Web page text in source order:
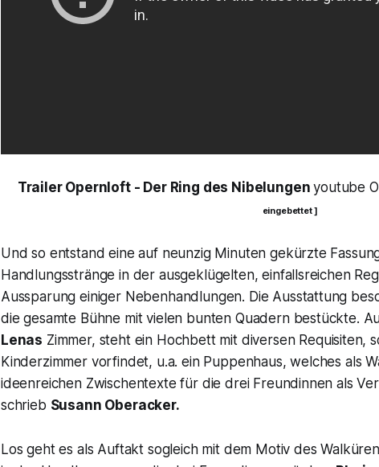
Trailer Opernloft - Der Ring des Nibelungen youtube
eingebettet ]
Und so entstand eine auf neunzig Minuten gekürzte
Handlungsstränge in der ausgeklügelten, einfallsreichen
Aussparung einiger Nebenhandlungen. Die Ausstattung
die gesamte Bühne mit vielen bunten Quadern bestückte.
Lenas Zimmer, steht ein Hochbett mit diversen Requisiten,
Kinderzimmer vorfindet, u.a. ein Puppenhaus, welches als
ideenreichen Zwischentexte für die drei Freundinnen als
schrieb Susann Oberacker.
Los geht es als Auftakt sogleich mit dem Motiv des